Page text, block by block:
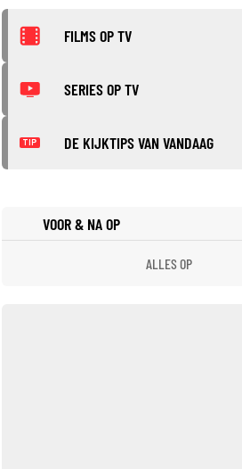
FILMS OP TV
SERIES OP TV
TIP DE KIJKTIPS VAN VANDAAG
VOOR & NA OP
ALLES OP